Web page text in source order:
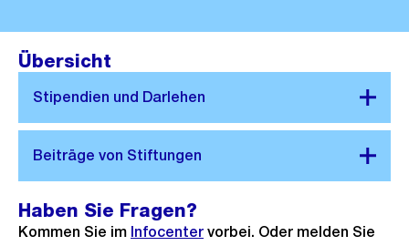
Übersicht
Haben Sie Fragen?
Kommen Sie im Infocenter vorbei. Oder melden Sie